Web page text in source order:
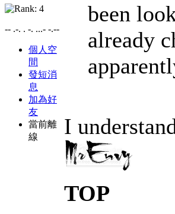
-- .-. . -. ...- -.--
個人空
間
發短消
息
加為好
友
當前離
線
been
already
I
TOP